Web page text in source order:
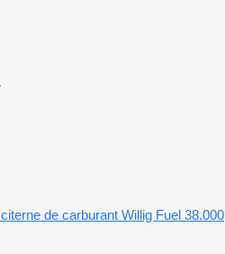
citerne de carburant Willig Fuel 38.000